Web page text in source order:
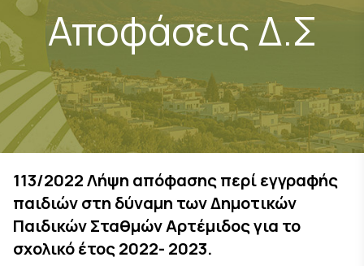
Αποφάσεις Δ.Σ
113/2022 Λήψη απόφασης περί εγγραφής
παιδιών στη δύναμη των Δημοτικών
Παιδικών Σταθμών Αρτέμιδος για το
σχολικό έτος 2022- 2023.